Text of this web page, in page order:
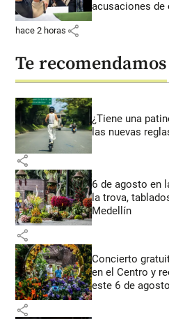
acusaciones de
hace 2 horas share
Te recomendamos
¿Tiene una
las nuevas
share
6 de agosto en
la trova,
Medellín
share
Concierto
en el Centro y
este 6 de
share